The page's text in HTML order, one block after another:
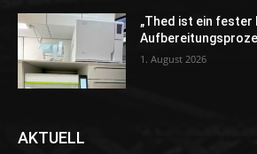
„Thed ist ein
1. August 2026
AKTUELL